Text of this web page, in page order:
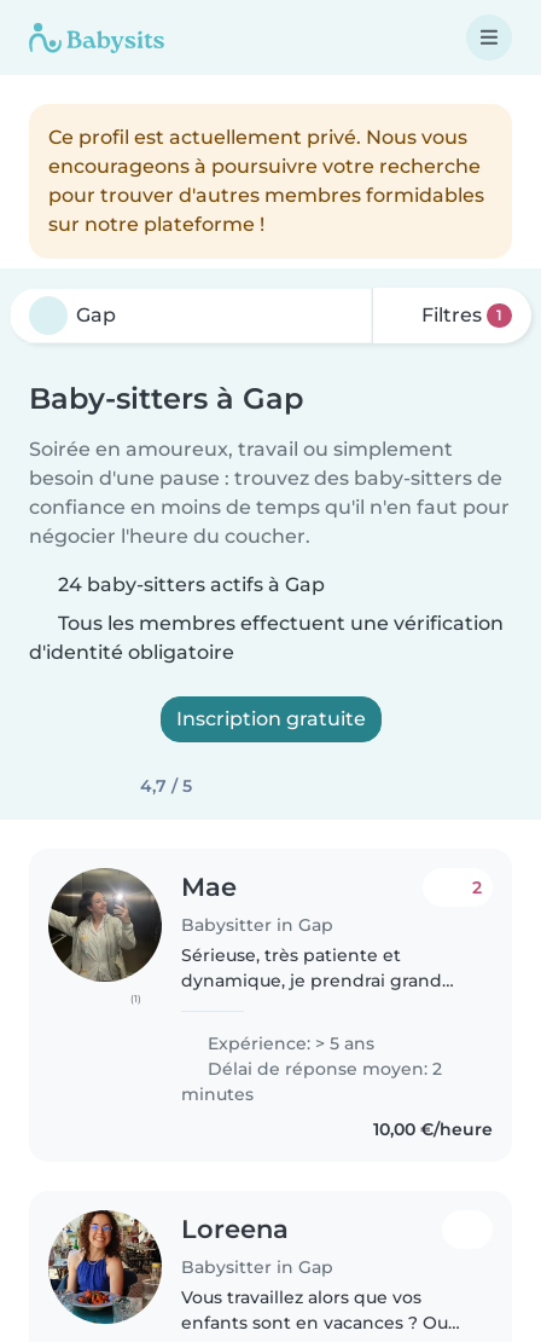
Ce profil est actuellement privé. Nous vous
encourageons à poursuivre votre recherche
pour trouver d'autres membres formidables
sur notre plateforme !
Filtres 1
Baby-sitters à Gap
Soirée en amoureux, travail ou simplement
besoin d'une pause : trouvez des baby-sitters de
confiance en moins de temps qu'il n'en faut pour
négocier l'heure du coucher.
24 baby-sitters actifs à Gap
Tous les membres effectuent une vérification
d'identité obligatoire
Inscription gratuite
4,7 / 5
(1)
Mae
Babysitter in Gap
2
Sérieuse, très patiente et
dynamique, je prendrai grand
les bébés avec lesquels j'ai déjà
de l'expérience. Je suis véhiculé,
je peux donc me déplacer..
Expérience: > 5 ans
Délai de réponse moyen: 2
minutes
10,00 €/heure
Loreena
Babysitter in Gap
Vous travaillez alors que vos
enfants sont en vacances ? Ou